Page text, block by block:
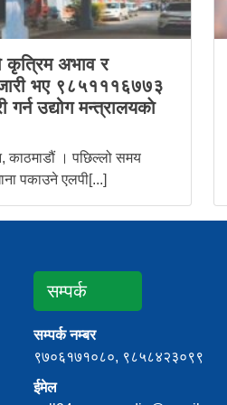
कृत्रिम अभाव र
भए ९८५१११६७७३
गर्न उद्योग मन्त्रालयकाे
काठमाडौं । पछिल्लो समय
पकाउने एलपी[...]
सम्पर्क
सम्पर्क नम्बर
९७०६१७१०८०, ९८५८४२३०९९
ईमेल